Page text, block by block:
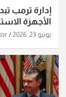
إدارة ترمب
الأجهزة
يونيو 23, 2026